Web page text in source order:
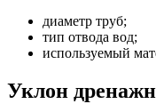
диаметр труб;
тип отвода вод;
используемый
Уклон